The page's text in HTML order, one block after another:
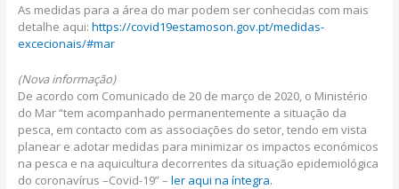
As medidas para a área do mar podem ser conhecidas com mais
detalhe aqui:https://covid19estamoson.gov.pt/medidas-
excecionais/#mar
(Nova informação)
De acordo com Comunicado de 20 de março de 2020, o Ministério
do Mar “tem acompanhado permanentemente a situação da
pesca, em contacto com as associações do setor, tendo em vista
planear e adotar medidas para minimizar os impactos económicos
na pesca e na aquicultura decorrentes da situação epidemiológica
do coronavírus –Covid-19” –ler aqui na íntegra.